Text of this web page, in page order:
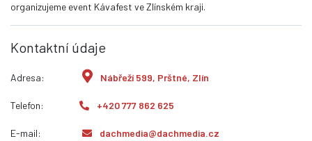
organizujeme event Kávafest ve Zlínském kraji.
Kontaktní údaje
Adresa: Nábřeží 599, Prštné, Zlín
Telefon: +420 777 862 625
E-mail: dachmedia@dachmedia.cz